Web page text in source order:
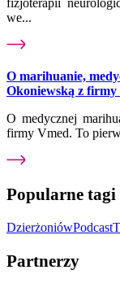
we...
O marihuanie,
Okoniewską z firmy
O medycznej
firmy Vmed. To
Popularne tagi
DzierżoniówPodcast
Partnerzy